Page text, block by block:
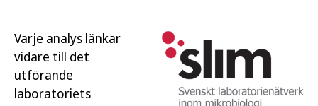
Varje analys länkar
vidare till det
utförande
laboratoriets